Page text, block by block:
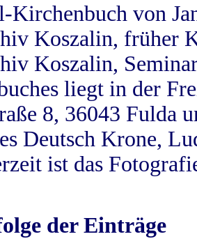
Kirchenbuch von
Koszalin, früher
Koszalin,
liegt in der
8, 36043 Fulda
Deutsch Krone,
ist das
der Einträge